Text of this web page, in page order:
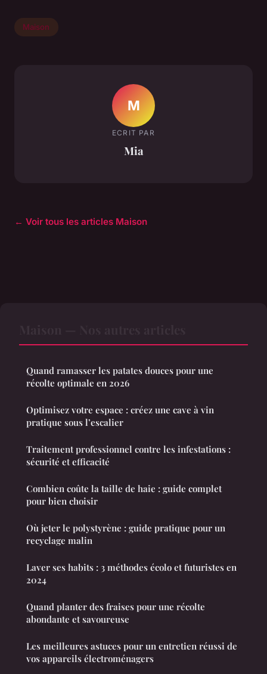
Maison
M
ECRIT PAR
Mia
← Voir tous les articles Maison
Quand ramasser les patates douces pour une
récolte optimale en 2026
Optimisez votre espace : créez une cave à vin
pratique sous l’escalier
Traitement professionnel contre les infestations :
sécurité et efficacité
Combien coûte la taille de haie : guide complet
pour bien choisir
Où jeter le polystyrène : guide pratique pour un
recyclage malin
Laver ses habits : 3 méthodes écolo et futuristes en
2024
Quand planter des fraises pour une récolte
abondante et savoureuse
Les meilleures astuces pour un entretien réussi de
vos appareils électroménagers